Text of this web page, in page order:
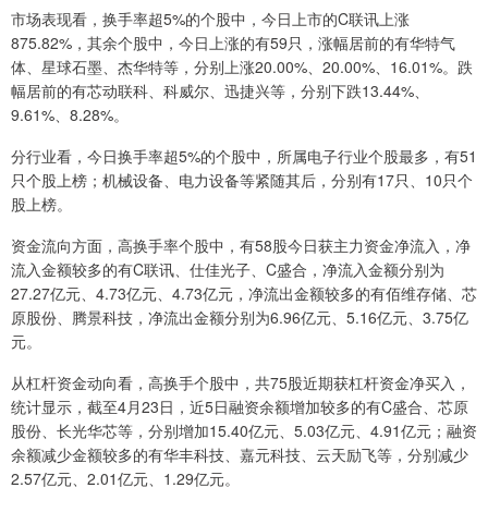
市场表现看，换手率超5%的个股中，今日上市的C联讯上涨
875.82%，其余个股中，今日上涨的有59只，涨幅居前的有华特气
体、星球石墨、杰华特等，分别上涨20.00%、20.00%、16.01%。跌
幅居前的有芯动联科、科威尔、迅捷兴等，分别下跌13.44%、
9.61%、8.28%。
分行业看，今日换手率超5%的个股中，所属电子行业个股最多，有51
只个股上榜；机械设备、电力设备等紧随其后，分别有17只、10只个
股上榜。
资金流向方面，高换手率个股中，有58股今日获主力资金净流入，净
流入金额较多的有C联讯、仕佳光子、C盛合，净流入金额分别为
27.27亿元、4.73亿元、4.73亿元，净流出金额较多的有佰维存储、芯
原股份、腾景科技，净流出金额分别为6.96亿元、5.16亿元、3.75亿
元。
从杠杆资金动向看，高换手个股中，共75股近期获杠杆资金净买入，
统计显示，截至4月23日，近5日融资余额增加较多的有C盛合、芯原
股份、长光华芯等，分别增加15.40亿元、5.03亿元、4.91亿元；融资
余额减少金额较多的有华丰科技、嘉元科技、云天励飞等，分别减少
2.57亿元、2.01亿元、1.29亿元。